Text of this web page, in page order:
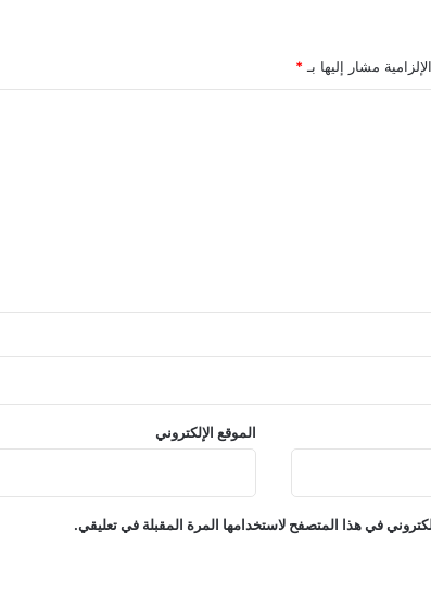
مشار إليها بـ *
الموقع الإلكتروني
في هذا المتصفح لاستخدامها المرة المقبلة في تعليقي.